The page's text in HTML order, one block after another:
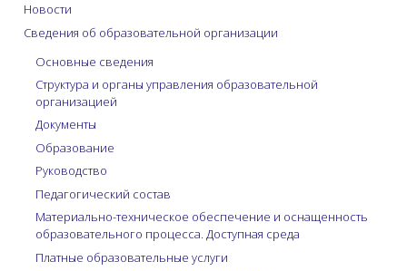
Новости
Сведения об образовательной организации
Основные сведения
Структура и органы управления образовательной
организацией
Документы
Образование
Руководство
Педагогический состав
Материально-техническое обеспечение и оснащенность
образовательного процесса. Доступная среда
Платные образовательные услуги